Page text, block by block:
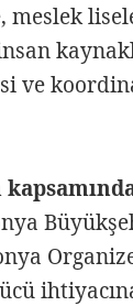
meslek
ve